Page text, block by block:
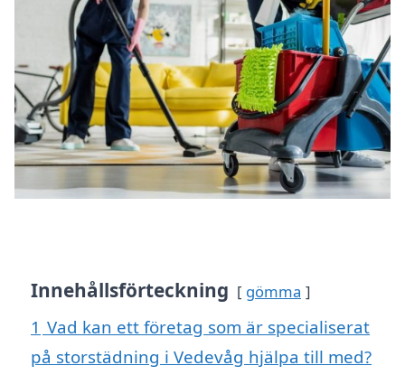
Innehållsförteckning gömma
1 Vad kan ett företag som är specialiserat
på storstädning i Vedevåg hjälpa till med?